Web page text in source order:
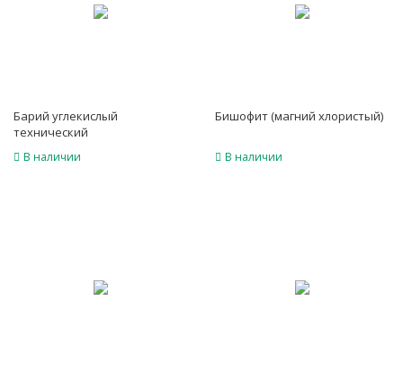
Барий углекислый
технический
В наличии
Бишофит (магний хлористый)
В наличии